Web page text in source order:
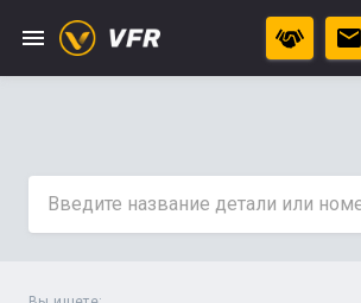
menu